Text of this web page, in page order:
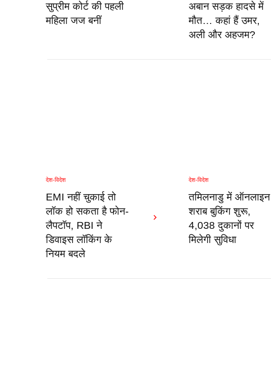
सुप्रीम कोर्ट की पहली
महिला जज बनीं
अबान सड़क हादसे में
मौत… कहां हैं उमर,
अली और अहजम?
देश-विदेश
EMI नहीं चुकाई तो
लॉक हो सकता है फोन-
लैपटॉप, RBI ने
डिवाइस लॉकिंग के
नियम बदले
देश-विदेश
तमिलनाडु में ऑनलाइन
शराब बुकिंग शुरू,
4,038 दुकानों पर
मिलेगी सुविधा